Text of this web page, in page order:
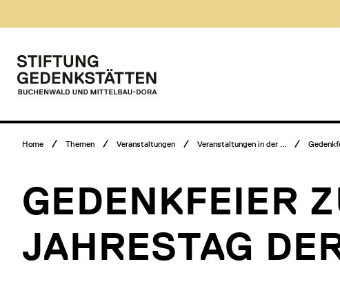
Inhalt
Hauptmenü
Logo
Stiftung
und
DoraBreadcrumb
Home Themen Veranstaltungen Veranstaltungen in der ...
GEDENKFEIER
JAHRESTAG